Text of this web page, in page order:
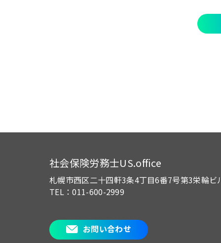
社会保険労務士US.office
札幌市西区二十四軒3条4丁目6番7号第3栄輪ビ
TEL：011-600-2999
お問い合わせ